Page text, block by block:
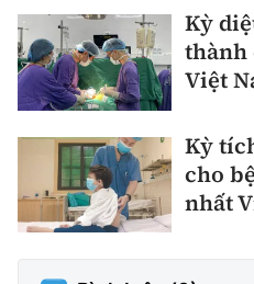
Kỳ
thành
Việt
Kỳ
cho
nhất